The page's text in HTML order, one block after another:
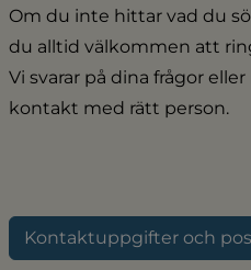
Om du inte hittar vad du
du alltid välkommen att
Vi svarar på dina frågor
kontakt med rätt person.
Kontaktuppgifter och